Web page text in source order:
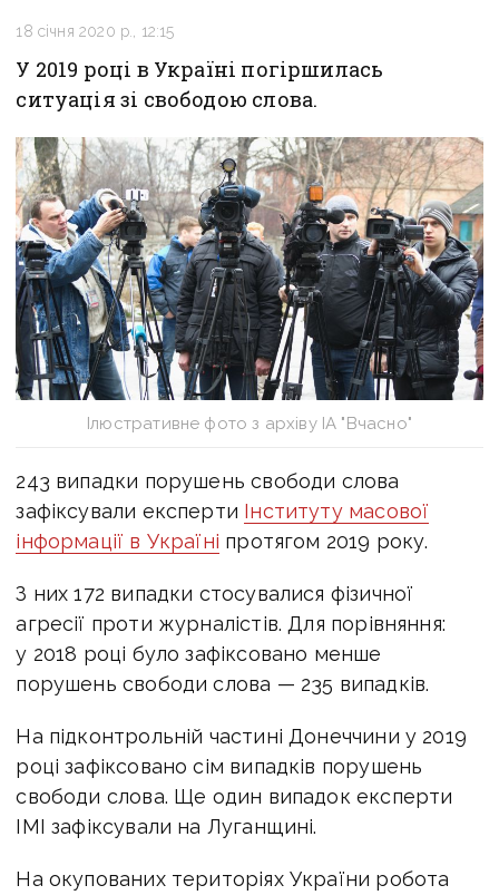
18 січня 2020 р., 12:15
У 2019 році в Україні погіршилась
ситуація зі свободою слова.
Ілюстративне фото з архіву ІА "Вчасно"
243 випадки порушень свободи слова
зафіксували експерти Інституту масової
інформації в Україні протягом 2019 року.
З них 172 випадки стосувалися фізичної
агресії проти журналістів. Для порівняння:
у 2018 році було зафіксовано менше
порушень свободи слова — 235 випадків.
На підконтрольній частині Донеччини у 2019
році зафіксовано сім випадків порушень
свободи слова. Ще один випадок експерти
ІМІ зафіксували на Луганщині.
На окупованих територіях України робота